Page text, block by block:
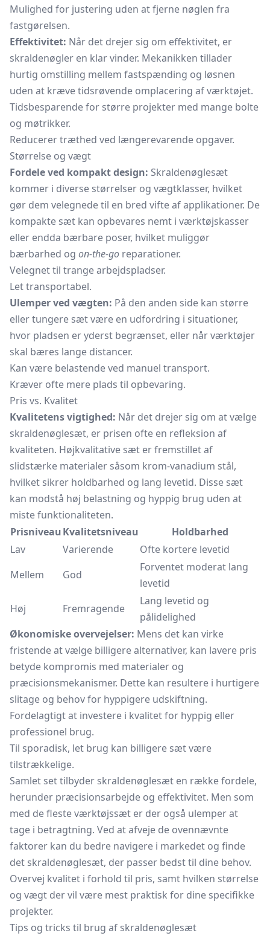
Mulighed for justering uden at fjerne nøglen fra
fastgørelsen.
Effektivitet: Når det drejer sig om effektivitet, er
skraldenøgler en klar vinder. Mekanikken tillader
hurtig omstilling mellem fastspænding og løsnen
uden at kræve tidsrøvende omplacering af værktøjet.
Tidsbesparende for større projekter med mange bolte
og møtrikker.
Reducerer træthed ved længerevarende opgaver.
Størrelse og vægt
Fordele ved kompakt design: Skraldenøglesæt
kommer i diverse størrelser og vægtklasser, hvilket
gør dem velegnede til en bred vifte af applikationer. De
kompakte sæt kan opbevares nemt i værktøjskasser
eller endda bærbare poser, hvilket muliggør
bærbarhed og on-the-go reparationer.
Velegnet til trange arbejdspladser.
Let transportabel.
Ulemper ved vægten: På den anden side kan større
eller tungere sæt være en udfordring i situationer,
hvor pladsen er yderst begrænset, eller når værktøjer
skal bæres lange distancer.
Kan være belastende ved manuel transport.
Kræver ofte mere plads til opbevaring.
Pris vs. Kvalitet
Kvalitetens vigtighed: Når det drejer sig om at vælge
skraldenøglesæt, er prisen ofte en refleksion af
kvaliteten. Højkvalitative sæt er fremstillet af
slidstærke materialer såsom krom-vanadium stål,
hvilket sikrer holdbarhed og lang levetid. Disse sæt
kan modstå høj belastning og hyppig brug uden at
miste funktionaliteten.
PrisniveauKvalitetsniveau
Holdbarhed
Lav
Varierende
Ofte kortere levetid
Mellem
God
Forventet moderat lang
levetid
Høj
Fremragende
Lang levetid og
pålidelighed
Økonomiske overvejelser: Mens det kan virke
fristende at vælge billigere alternativer, kan lavere pris
betyde kompromis med materialer og
præcisionsmekanismer. Dette kan resultere i hurtigere
slitage og behov for hyppigere udskiftning.
Fordelagtigt at investere i kvalitet for hyppig eller
professionel brug.
Til sporadisk, let brug kan billigere sæt være
tilstrækkelige.
Samlet set tilbyder skraldenøglesæt en række fordele,
herunder præcisionsarbejde og effektivitet. Men som
med de fleste værktøjssæt er der også ulemper at
tage i betragtning. Ved at afveje de ovennævnte
faktorer kan du bedre navigere i markedet og finde
det skraldenøglesæt, der passer bedst til dine behov.
Overvej kvalitet i forhold til pris, samt hvilken størrelse
og vægt der vil være mest praktisk for dine specifikke
projekter.
Tips og tricks til brug af skraldenøglesæt